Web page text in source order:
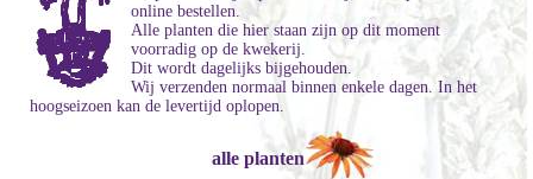
online bestellen.
Alle planten die hier staan zijn op dit moment
voorradig op de kwekerij.
Dit wordt dagelijks bijgehouden.
Wij verzenden normaal binnen enkele dagen. In het
hoogseizoen kan de levertijd oplopen.
alle planten